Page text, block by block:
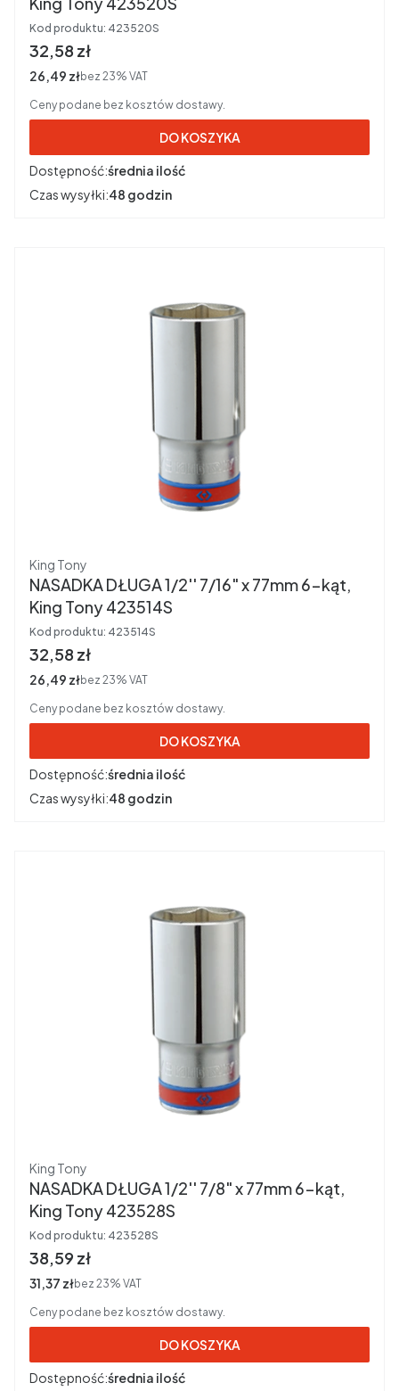
Kod produktu: 423520S
Cena brutto
32,58 zł
Cena netto
26,49 złbez 23% VAT
Ceny podane bez kosztów dostawy.
DO KOSZYKA
Dostępność:średnia ilość
Czas wysyłki:48 godzin
Producent
King Tony
NASADKA DŁUGA 1/2'' 7/16" x 77mm 6-kąt,
King Tony 423514S
Kod produktu: 423514S
Cena brutto
32,58 zł
Cena netto
26,49 złbez 23% VAT
Ceny podane bez kosztów dostawy.
DO KOSZYKA
Dostępność:średnia ilość
Czas wysyłki:48 godzin
Producent
King Tony
NASADKA DŁUGA 1/2'' 7/8" x 77mm 6-kąt,
King Tony 423528S
Kod produktu: 423528S
Cena brutto
38,59 zł
Cena netto
31,37 złbez 23% VAT
Ceny podane bez kosztów dostawy.
DO KOSZYKA
Dostępność:średnia ilość